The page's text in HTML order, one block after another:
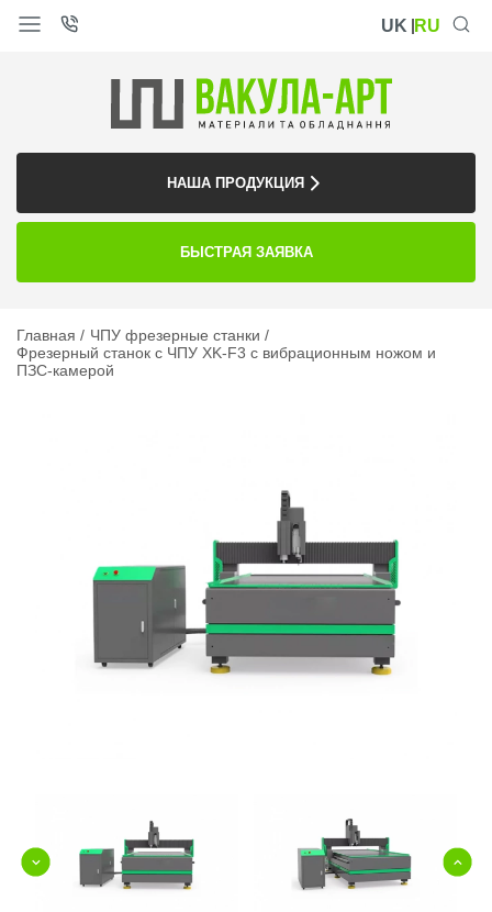
UK RU
НАША ПРОДУКЦИЯ
БЫСТРАЯ ЗАЯВКА
Главная
ЧПУ фрезерные станки
Фрезерный станок с ЧПУ XK-F3 с вибрационным ножом и
ПЗС-камерой